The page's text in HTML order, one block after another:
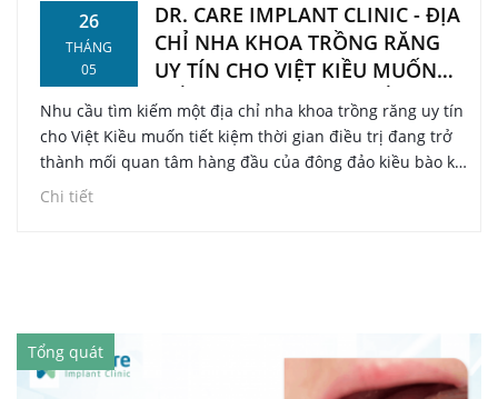
26
THÁNG
05
DR. CARE IMPLANT CLINIC - ĐỊA
CHỈ NHA KHOA TRỒNG RĂNG
UY TÍN CHO VIỆT KIỀU MUỐN
TIẾT KIỆM THỜI GIAN ĐIỀU TRỊ
Nhu cầu tìm kiếm một địa chỉ nha khoa trồng răng uy tín
cho Việt Kiều muốn tiết kiệm thời gian điều trị đang trở
thành mối quan tâm hàng đầu của đông đảo kiều bào khi
có kế hoạch về nước làm răng. Thấu hiểu sâu sắc những
Chi tiết
Tổng quát